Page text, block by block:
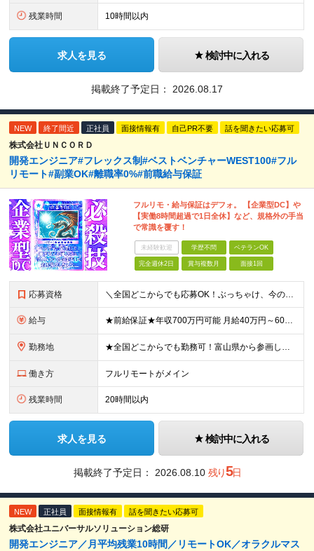
残業時間 10時間以内
求人を見る 検討中に入れる
掲載終了予定日： 2026.08.17
NEW 終了間近 正社員 面接情報有 自己PR不要 話を聞きたい応募可
株式会社ＵＮＣＯＲＤ
開発エンジニア#フレックス制#ベストベンチャーWEST100#フル
リモート#副業OK#離職率0%#前職給与保証
フルリモ・給与保証はデフォ。 【企業型DC】や
【実働8時間超過で1日全休】など、規格外の手当
で常識を覆す！
未経験歓迎 学歴不問 ベテランOK
完全週休2日 賞与複数月 面接1回
応募資格 ＼全国どこからでも応募OK！ぶっちゃけ、今のスキルでどのくらいもらえる？といった相談にも乗ります！／ ◎学歴不問 ◎何らかの開発経験をお持ちの方 ≪こんな方も歓迎します≫ ・新しい技術に挑戦したい方
給与 ★前給保証★年収700万円可能 月給40万円～60万円＋各種手当＋残業代全額支給 ＼代表が単価も還元も徹底交渉！／ 代表が直接取引先と交渉し、単価を強気に提示。 そこで得た利益は、しっかりメンバー
勤務地 ★全国どこからでも勤務可！富山県から参画している社員もおります！ ★フルリモートOK ★お住まいを考慮した案件にアサインします ★転勤なし＆U/Iターン歓迎 【本社】愛知県名古屋市中村区名駅4丁目8
働き方 フルリモートがメイン
残業時間 20時間以内
求人を見る 検討中に入れる
掲載終了予定日： 2026.08.10 残り5日
NEW 正社員 面接情報有 話を聞きたい応募可
株式会社ユニバーサルソリューション総研
開発エンジニア／月平均残業10時間／リモートOK／オラクルマス